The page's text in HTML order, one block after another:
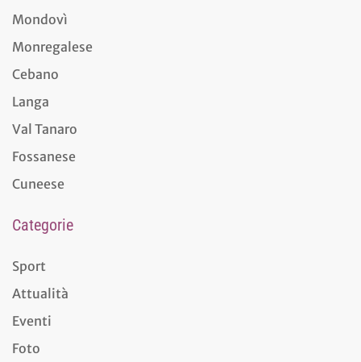
Mondovì
Monregalese
Cebano
Langa
Val Tanaro
Fossanese
Cuneese
Categorie
Sport
Attualità
Eventi
Foto